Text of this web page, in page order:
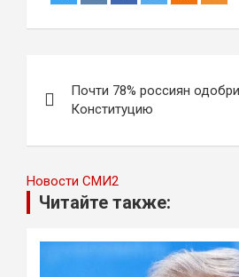
по
записям
Почти 78% россиян
Конституцию
Новости СМИ2
Читайте также: